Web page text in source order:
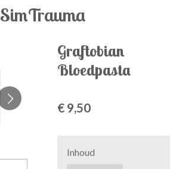
SimTrauma
Graftobian
Bloedpasta
€ 9,50
Inhoud